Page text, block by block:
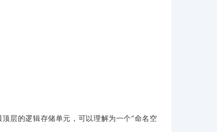
层的逻辑存储单元，可以理解为一个“命名空